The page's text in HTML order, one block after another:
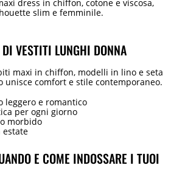
dress in chiffon, cotone e viscosa,
slim e femminile.
VESTITI LUNGHI DONNA
maxi in chiffon, modelli in lino e seta
unisce comfort e stile contemporaneo.
leggero e romantico
per ogni giorno
morbido
estate
E COME INDOSSARE I TUOI